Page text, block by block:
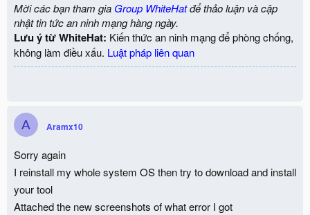
Mời các bạn tham gia Group WhiteHatđể thảo luận và cập
nhật tin tức an ninh mạng hàng ngày.
Lưu ý từ WhiteHat: Kiến thức an ninh mạng để phòng chống,
không làm điều xấu. Luật pháp liên quan
A Aramx10
Sorry again
I reinstall my whole system OS then try to download and install
your tool
Attached the new screenshots of what error I got